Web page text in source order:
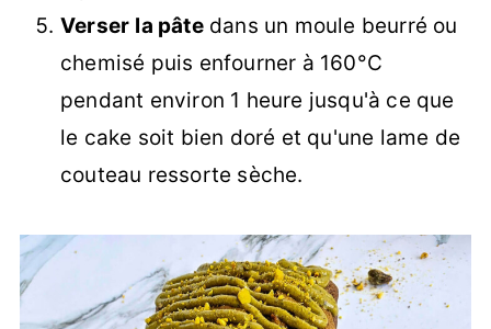
Verser la pâtedans un moule beurré ou
chemisé puis enfourner à 160°C
pendant environ 1 heure jusqu'à ce que
le cake soit bien doré et qu'une lame de
couteau ressorte sèche.